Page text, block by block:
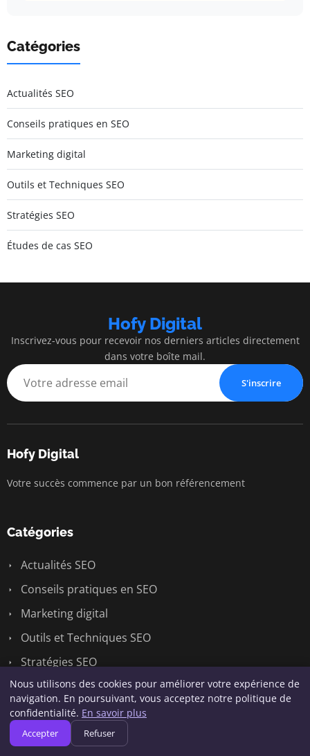
Catégories
Actualités SEO
Conseils pratiques en SEO
Marketing digital
Outils et Techniques SEO
Stratégies SEO
Études de cas SEO
Hofy Digital
Inscrivez-vous pour recevoir nos derniers articles directement
dans votre boîte mail.
S'inscrire
Hofy Digital
Votre succès commence par un bon référencement
Catégories
Actualités SEO
Conseils pratiques en SEO
Marketing digital
Outils et Techniques SEO
Stratégies SEO
Études de cas SEO
Liens utiles
Nous utilisons des cookies pour améliorer votre expérience de
navigation. En poursuivant, vous acceptez notre politique de
confidentialité. En savoir plus
Accepter Refuser